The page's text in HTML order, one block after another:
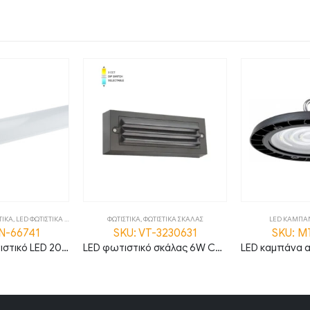
, LED ΦΩΤΙΣΤΙΚΑ ΟΡΟΦΗΣ ΦΩΤΙΣΤΙΚΑ
66741
Πρισματικό φωτιστικό LED 20W 6000K ψυχρό λευκό 60cm IP20 MTN-66741
ΦΩΤΙΣΤΙΚΑ,ΦΩΤΙΣΤΙΚΑ ΣΚΑΛΑΣ
SKU: VT-3230631
LED φωτιστικό σκάλας 6W CCT IP65 ανθρακί
LED
SKU: